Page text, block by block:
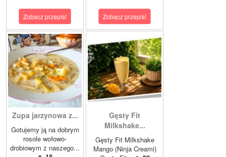
Zobacz przepis! Zobacz przepis!
Zupa jarzynowa z...
Gotujemy ją na dobrym
rosole wołowo-
drobiowym z naszego...
Gęsty Fit
Milkshake...
Gęsty Fit Milkshake
Mango (Ninja Creami)